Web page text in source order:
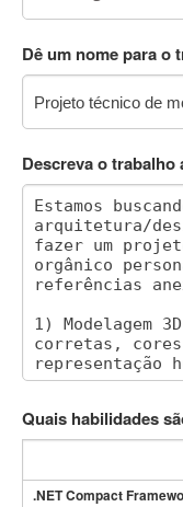
Dê um nome para o
Descreva o trabalho
Quais habilidades
.NET Compact